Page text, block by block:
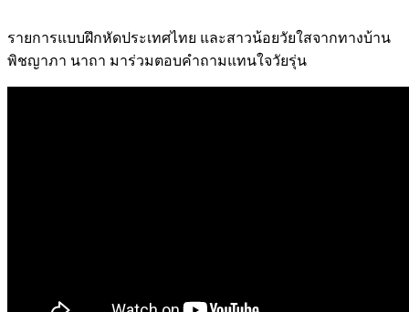
รายการแบบฝึกหัดประเทศไทย และสาวน้อยวัยใสจากทางบ้าน
พิชญาภา นาถา มาร่วมตอบคำถามแทนใจวัยรุ่น